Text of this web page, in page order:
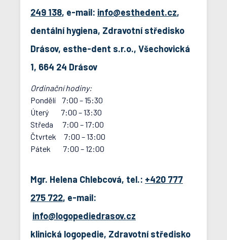
249 138, e-mail: info@esthedent.cz,
dentální hygiena, Zdravotní středisko
Drásov, esthe-dent s.r.o., Všechovická
1, 664 24 Drásov
Ordinační hodiny:
Pondělí 7:00 – 15:30
Úterý 7:00 – 13:30
Středa 7:00 – 17:00
Čtvrtek 7:00 – 13:00
Pátek 7:00 – 12:00
Mgr. Helena Chlebcová, tel.: +420 777
275 722, e-mail:
info@logopediedrasov.cz
klinická logopedie, Zdravotní středisko